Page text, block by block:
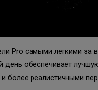
Pro самыми легкими за
день обеспечивает
реалистичными